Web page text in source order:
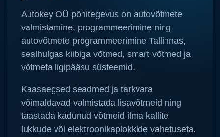
Autokey OÜ põhitegevus on autovõtmete
valmistamine, programmeerimine ning
autovõtmete programmeerimine Tallinnas,
sealhulgas kiibiga võtmed, smart-võtmed ja
võtmeta ligipääsu süsteemid.
Kaasaegsed seadmed ja tarkvara
võimaldavad valmistada lisavõtmeid ning
taastada kadunud võtmeid ilma kallite
lukkude või elektroonikaplokkide vahetuseta.